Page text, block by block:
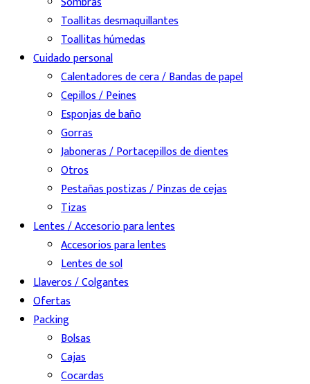
Toallitas desmaquillantes
Toallitas húmedas
Cuidado personal
Calentadores de cera / Bandas de papel
Cepillos / Peines
Esponjas de baño
Gorras
Jaboneras / Portacepillos de dientes
Otros
Pestañas postizas / Pinzas de cejas
Tizas
Lentes / Accesorio para lentes
Accesorios para lentes
Lentes de sol
Llaveros / Colgantes
Ofertas
Packing
Bolsas
Cajas
Cocardas